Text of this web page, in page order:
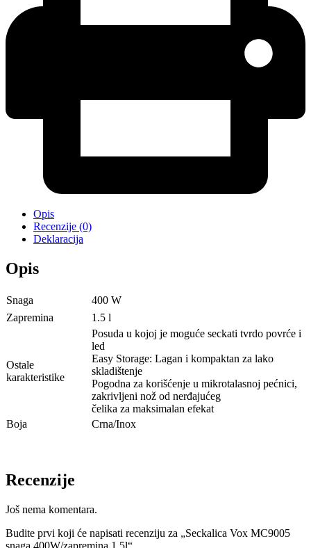
Opis
Recenzije (0)
Deklaracija
Opis
Snaga
400 W
Zapremina
1.5 l
Ostale
karakteristike
Posuda u kojoj je moguće seckati tvrdo povrće i
led
Easy Storage: Lagan i kompaktan za lako
skladištenje
Pogodna za korišćenje u mikrotalasnoj pećnici,
zakrivljeni nož od nerđajućeg
čelika za maksimalan efekat
Boja
Crna/Inox
Recenzije
Još nema komentara.
Budite prvi koji će napisati recenziju za „Seckalica Vox MC9005
snaga 400W/zapremina 1,5l“